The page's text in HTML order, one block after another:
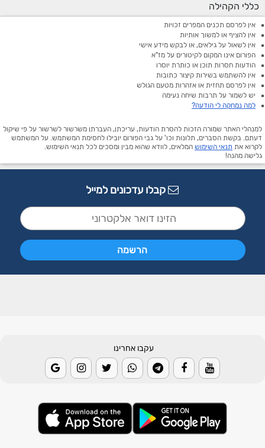
כללי הקהילה
אין לפרסם תכנים המפרים זכויות
אין להציף או למשוך אותיות
אין לשאול על גילאים, או לבקש מידע אישי
הפורום אינו המקום לקיטורים על מז"א
הודעות חסרות תוכן או כותרת יוסרו
אין להשתמש בשירות קיצור כתובות
אין לפרסם תחזית או אזהרות מטעם הגולש
יש לשמור על תרבות שיחה נעימה
למה נמחקה לי הודעה?
למנהלי האתר שמורה הזכות להסרת הודעות, עריכתן, העברתן משרשור לשרשור על פי שיקול
דעתם. בקשת הסברים, תלונות וכו' על גבי הפורום יובילו לחסימת המשתמש. על המשתמש
לקרוא את תנאי השימוש המלאים, לוודא שהוא מבין ומסכים לכל תנאי השימוש.
גלישה מהנה!
קבלו עדכונים למייל
עקבו אחרינו